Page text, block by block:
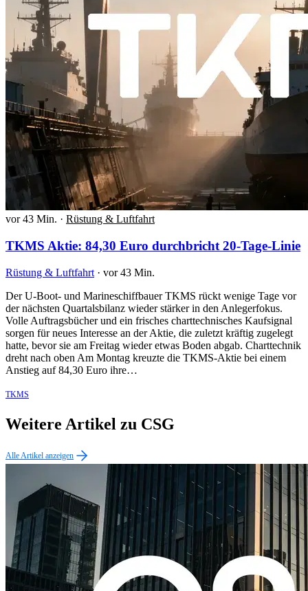
vor 43 Min. · Rüstung & Luftfahrt
TKMS Aktie: 84,30 Euro durchbricht 20-Tage-Linie
Rüstung & Luftfahrt · vor 43 Min.
Der U-Boot- und Marineschiffbauer TKMS rückt wenige Tage vor
der nächsten Quartalsbilanz wieder stärker in den Anlegerfokus.
Volle Auftragsbücher und ein frisches charttechnisches Kaufsignal
sorgen für neues Interesse an der Aktie, die zuletzt kräftig zugelegt
hatte, bevor sie am Freitag wieder etwas Boden abgab. Charttechnik
dreht nach oben Am Montag kreuzte die TKMS-Aktie bei einem
Anstieg auf 84,30 Euro ihre…
TKMS
Weitere Artikel zu CSG
Alle Artikel anzeigen